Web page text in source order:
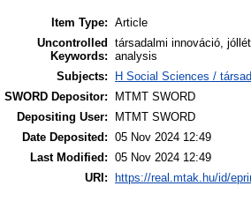
Item Type: Article
Uncontrolled
Keywords:
társadalmi innováció,
analysis
Subjects:
H Social Sciences /
SWORD Depositor:
MTMT SWORD
Depositing User:
MTMT SWORD
Date Deposited: 05 Nov 2024 12:49
Last Modified: 05 Nov 2024 12:49
URI:
https://real.mtak.hu/id/